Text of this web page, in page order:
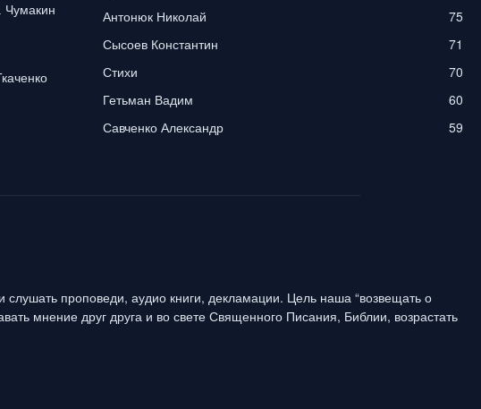
Антонюк Николай
75
Сысоев Константин
71
Стихи
70
Гетьман Вадим
60
Савченко Александр
59
проповеди, аудио книги, декламации. Цель наша “возвещать о
мнение друг друга и во свете Священного Писания, Библии, возрастать